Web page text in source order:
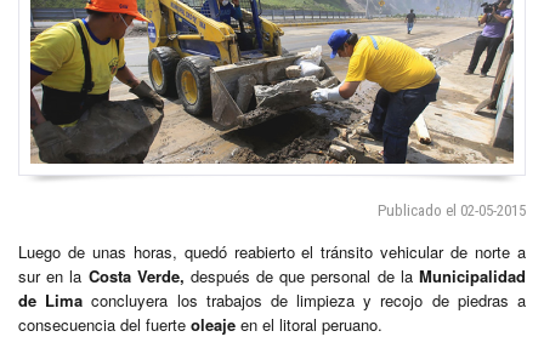
Publicado el 02-05-2015
Luego de unas horas, quedó reabierto el tránsito vehicular de norte a
sur en la Costa Verde, después de que personal de laMunicipalidad
de Lima concluyera los trabajos de limpieza y recojo de piedras a
consecuencia del fuerte oleaje en el litoral peruano.